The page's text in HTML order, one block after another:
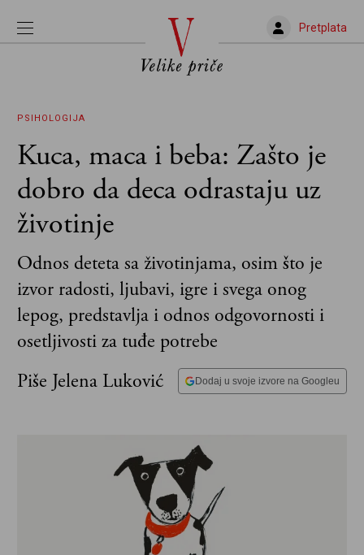
Pretplata
PSIHOLOGIJA
Kuca, maca i beba: Zašto je
dobro da deca odrastaju uz
životinje
Odnos deteta sa životinjama, osim što je
izvor radosti, ljubavi, igre i svega onog
lepog, predstavlja i odnos odgovornosti i
osetljivosti za tuđe potrebe
Piše Jelena Luković
Dodaj u svoje izvore na Googleu